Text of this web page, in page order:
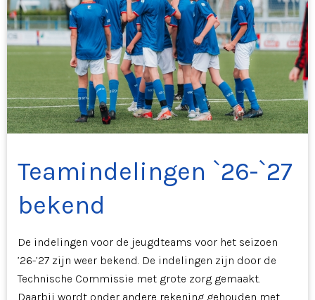
Teamindelingen `26-`27
bekend
De indelingen voor de jeugdteams voor het seizoen
’26-’27 zijn weer bekend. De indelingen zijn door de
Technische Commissie met grote zorg gemaakt.
Daarbij wordt onder andere rekening gehouden met